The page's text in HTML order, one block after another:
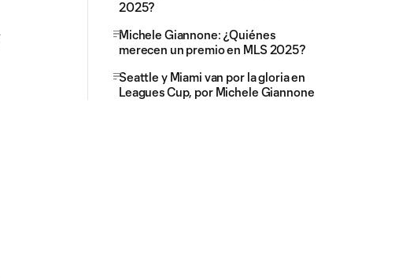
2025?
Michele Giannone: ¿Quiénes
merecen un premio en MLS 2025?
Seattle y Miami van por la gloria en
Leagues Cup, por Michele Giannone